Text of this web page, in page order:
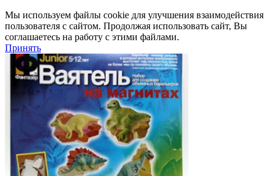
Мы используем файлы cookie для улучшения взаимодействия
пользователя с сайтом. Продолжая использовать сайт, Вы
соглашаетесь на работу с этими файлами.
Принять